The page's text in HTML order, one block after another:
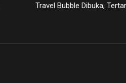
Travel Bubble Dibuka,